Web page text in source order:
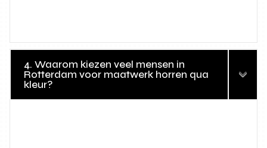
4. Waarom kiezen veel mensen in
Rotterdam voor maatwerk horren qua
kleur?